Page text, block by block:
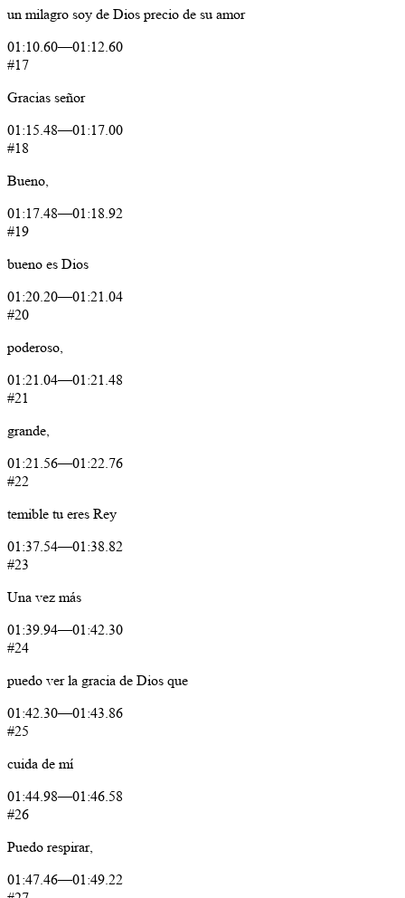
un milagro soy de Dios precio de su amor
01:10.60—01:12.60
#17
Gracias señor
01:15.48—01:17.00
#18
Bueno,
01:17.48—01:18.92
#19
bueno es Dios
01:20.20—01:21.04
#20
poderoso,
01:21.04—01:21.48
#21
grande,
01:21.56—01:22.76
#22
temible tu eres Rey
01:37.54—01:38.82
#23
Una vez más
01:39.94—01:42.30
#24
puedo ver la gracia de Dios que
01:42.30—01:43.86
#25
cuida de mí
01:44.98—01:46.58
#26
Puedo respirar,
01:47.46—01:49.22